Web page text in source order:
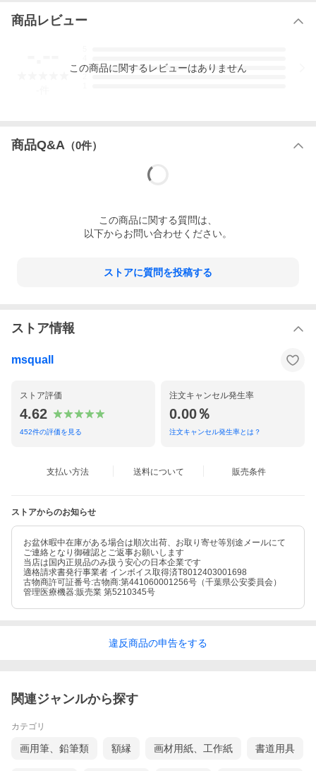
商品レビュー
3
この商品に関するレビューはありません
商品Q&A （0件）
この商品に関する質問は、
以下からお問い合わせください。
ストアに質問を投稿する
ストア情報
msquall
ストア評価
4.62
452件の評価を見る
注文キャンセル発生率
0.00％
注文キャンセル発生率とは？
支払い方法 送料について 販売条件
ストアからのお知らせ
お盆休暇中在庫がある場合は順次出荷、お取り寄せ等別途メールにて
ご連絡となり御確認とご返事お願いします
当店は国内正規品のみ扱う安心の日本企業です
適格請求書発行事業者 インボイス取得済T8012403001698
古物商許可証番号:古物商:第441060001256号（千葉県公安委員会）
管理医療機器:販売業 第5210345号
違反商品の申告をする
関連ジャンルから探す
カテゴリ
画用筆、鉛筆類 額縁 画材用紙、工作紙 書道用具